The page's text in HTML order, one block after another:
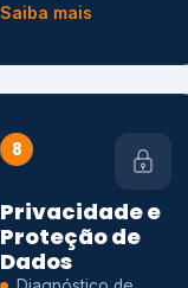
Saiba mais
8
Privacidade e
Proteção de
Dados